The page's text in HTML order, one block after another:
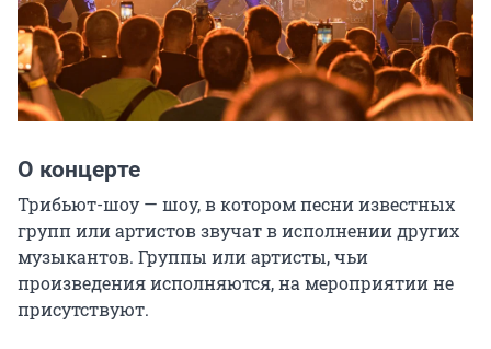
О концерте
Трибьют-шоу — шоу, в котором песни известных
групп или артистов звучат в исполнении других
музыкантов. Группы или артисты, чьи
произведения исполняются, на мероприятии не
присутствуют.